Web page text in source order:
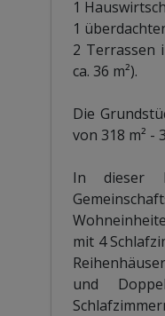
1
1
2 Terrassen
ca. 36 m²).
Die
von 318 m² -
In dieser
mit 4
und